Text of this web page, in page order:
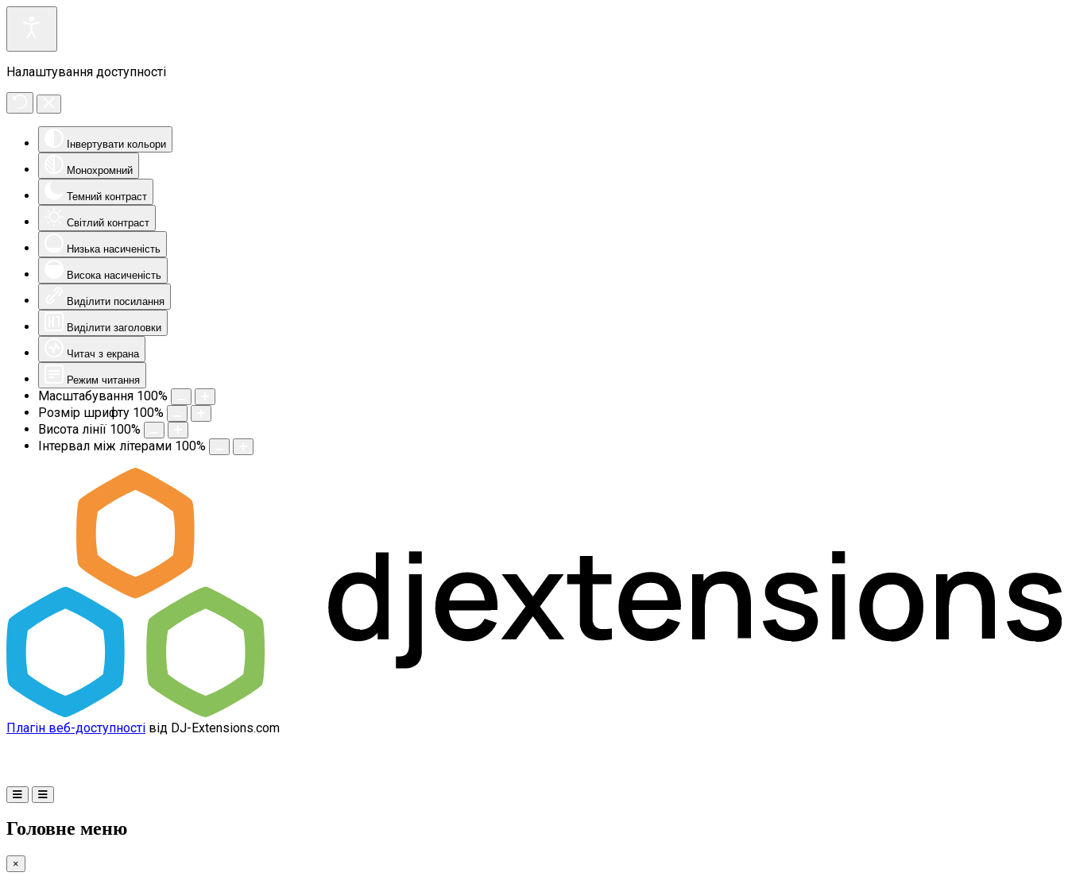
Налаштування доступності
Інвертувати кольори
Монохромний
Темний контраст
Світлий контраст
Низька насиченість
Висока насиченість
Виділити посилання
Виділити заголовки
Читач з екрана
Режим читання
Масштабування 100%
Розмір шрифту 100%
Висота лінії 100%
Інтервал між літерами 100%
Плагін веб-доступності від DJ-Extensions.com
Головне меню
×